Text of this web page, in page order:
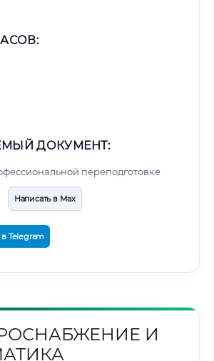
ДОКУМЕНТ:
переподготовке
Написать в Max
Telegram
И